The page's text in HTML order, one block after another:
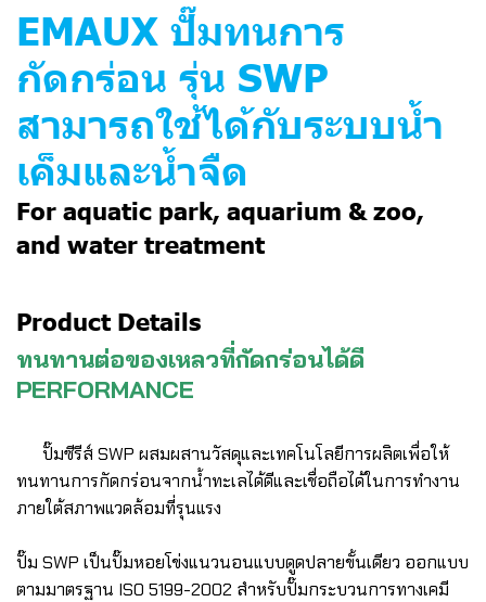
EMAUX ปั๊มทนการ
กัดกร่อน รุ่น SWP
สามารถใช้ได้กับระบบน้ำ
เค็มและน้ำจืด
For aquatic park, aquarium & zoo,
and water treatment
Product Details
ทนทานต่อของเหลวที่กัดกร่อนได้ดี
PERFORMANCE
ปั๊มซีรีส์ SWP ผสมผสานวัสดุและเทคโนโลยีการผลิตเพื่อให้
ทนทานการกัดกร่อนจากน้ำทะเลได้ดีและเชื่อถือได้ในการทำงาน
ภายใต้สภาพแวดล้อมที่รุนแรง
ปั๊ม SWP เป็นปั๊มหอยโข่งแนวนอนแบบดูดปลายขั้นเดียว ออกแบบ
ตามมาตรฐาน ISO 5199-2002 สำหรับปั๊มกระบวนการทางเคมี